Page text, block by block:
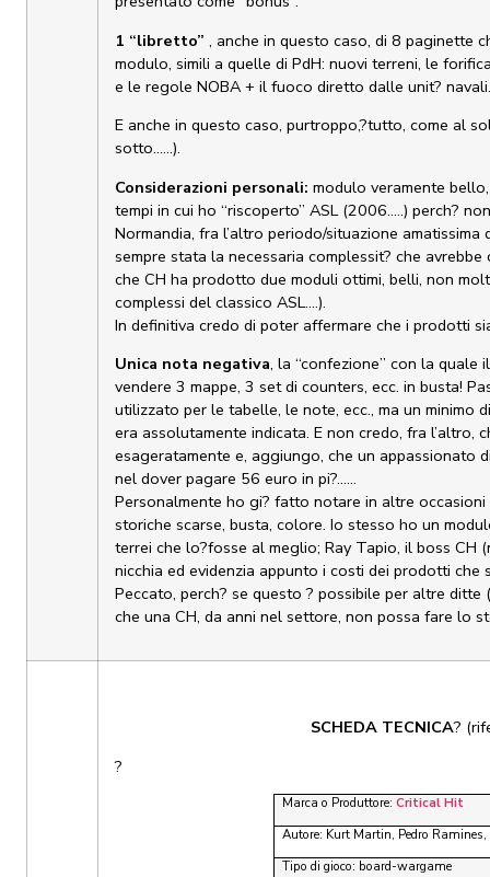
1 “libretto” , anche in questo caso, di 8 paginette
modulo, simili a quelle di PdH: nuovi terreni, le
e le regole NOBA + il fuoco diretto dalle unit?
E anche in questo caso, purtroppo,?tutto, come al
sotto……).
Considerazioni personali: modulo veramente
tempi in cui ho “riscoperto” ASL (2006…..) perch?
Normandia, fra l’altro periodo/situazione
sempre stata la necessaria complessit? che
che CH ha prodotto due moduli ottimi, belli, non
complessi del classico ASL….).
In definitiva credo di poter affermare che i prodotti
Unica nota negativa, la “confezione” con la quale
vendere 3 mappe, 3 set di counters, ecc. in busta!
utilizzato per le tabelle, le note, ecc., ma un minimo
era assolutamente indicata. E non credo, fra l’altro,
esageratamente e, aggiungo, che un appassionato
nel dover pagare 56 euro in pi?……
Personalmente ho gi? fatto notare in altre
storiche scarse, busta, colore. Io stesso ho un
terrei che lo?fosse al meglio; Ray Tapio, il boss CH
nicchia ed evidenzia appunto i costi dei prodotti che
Peccato, perch? se questo ? possibile per altre
che una CH, da anni nel settore, non possa fare lo
SCHEDA TECNICA?
?
Marca o Produttore:Critical Hit
Autore: Kurt Martin, Pedro
Tipo di gioco: board-wargame